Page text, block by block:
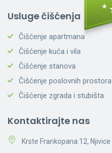
Usluge čišćenja
Čišćenje apartmana
Čišćenje kuća i vila
Čišćenje stanova
Čišćenje poslovnih prostora
Čišćenje zgrada i stubišta
Kontaktirajte nas
Krste Frankopana 12, Njivice